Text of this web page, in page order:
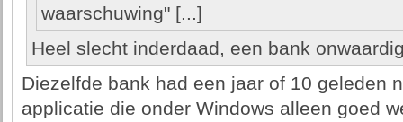
waarschuwing" [...]
Heel slecht inderdaad, een bank
Diezelfde bank had een jaar of 10 geleden
applicatie die onder Windows alleen goed